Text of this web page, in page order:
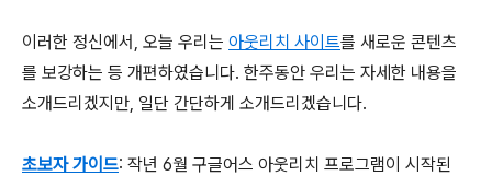
이러한 정신에서, 오늘 우리는 아웃리치 사이트를 새로운 콘텐츠
를 보강하는 등 개편하였습니다. 한주동안 우리는 자세한 내용을
소개드리겠지만, 일단 간단하게 소개드리겠습니다.
초보자 가이드: 작년 6월 구글어스 아웃리치 프로그램이 시작된